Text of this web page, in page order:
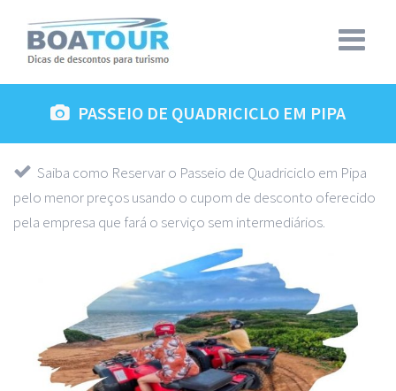
PASSEIO DE QUADRICICLO EM PIPA
Saiba como Reservar o Passeio de Quadriciclo em Pipa
pelo menor preços usando o cupom de desconto oferecido
pela empresa que fará o serviço sem intermediários.